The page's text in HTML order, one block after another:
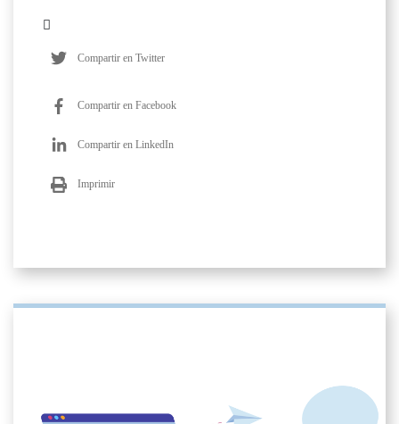
Compartir en Twitter
Compartir en Facebook
Compartir en LinkedIn
Imprimir